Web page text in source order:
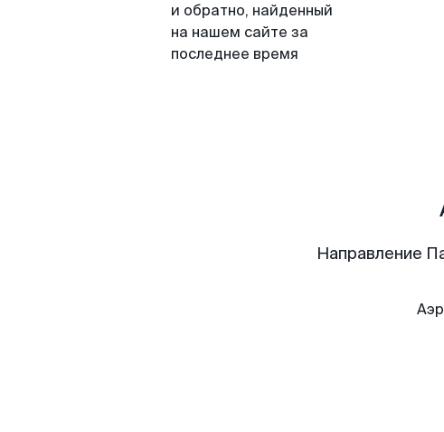
и обратно, найденный
на нашем сайте за
последнее время
Направление